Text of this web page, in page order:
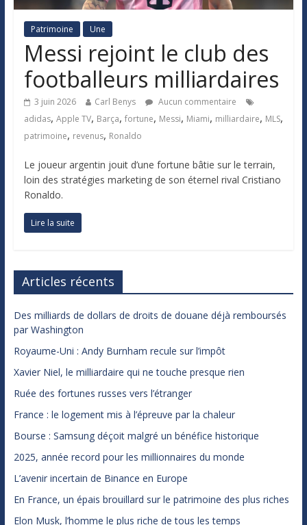
Patrimoine Une
Messi rejoint le club des
footballeurs milliardaires
3 juin 2026 Carl Benys
Aucun commentaire
adidas, Apple TV, Barça, fortune, Messi, Miami, milliardaire, MLS,
patrimoine, revenus, Ronaldo
Le joueur argentin jouit d’une fortune bâtie sur le terrain,
loin des stratégies marketing de son éternel rival Cristiano
Ronaldo.
Lire la suite
Articles récents
Des milliards de dollars de droits de douane déjà remboursés
par Washington
Royaume-Uni : Andy Burnham recule sur l’impôt
Xavier Niel, le milliardaire qui ne touche presque rien
Ruée des fortunes russes vers l’étranger
France : le logement mis à l’épreuve par la chaleur
Bourse : Samsung déçoit malgré un bénéfice historique
2025, année record pour les millionnaires du monde
L’avenir incertain de Binance en Europe
En France, un épais brouillard sur le patrimoine des plus riches
Elon Musk, l’homme le plus riche de tous les temps